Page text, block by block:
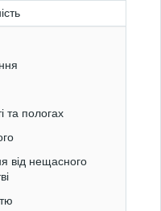
та пологах
від нещасного